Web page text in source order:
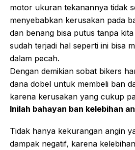
motor ukuran tekanannya tidak
menyebabkan kerusakan pada
dan benang bisa putus tanpa
sudah terjadi hal seperti ini bisa
dalam pecah.
Dengan demikian sobat bikers
dana dobel untuk membeli ban
karena kerusakan yang cukup
Inilah bahayan ban kelebihan
Tidak hanya kekurangan angin
dampak negatif, karena